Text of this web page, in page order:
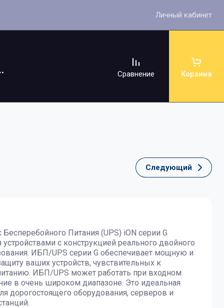
Личный кабинет
Сравнение Корзина
Следующий
Бесперебойного Питания (UPS) iON серии G
устройствами с конструкцией реального двойного
ИБП/UPS серии G обеспечивает мощную и
ваших устройств, чувствительных к
ИБП/UPS может работать при входном
в очень широком диапазоне. Это идеальная
дорогостоящего оборудования, серверов и